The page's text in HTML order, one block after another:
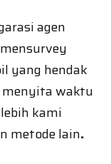
agen
yang hendak
menyita waktu
kami
metode lain.